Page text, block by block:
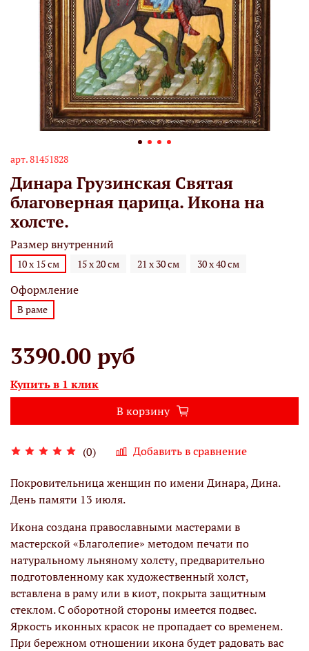
арт.81451828
Динара Грузинская Святая
благоверная царица. Икона на
холсте.
(0) Добавить в сравнение
Размер внутренний
10 х 15 см 15 х 20 см 21 х 30 см 30 х 40 см
Оформление
В раме
3390.00 руб
Купить в 1 клик
В корзину
Покровительница женщин по имени Динара, Дина.
День памяти 13 июля.
Икона создана православными мастерами в
мастерской «Благолепие» методом печати по
натуральному льняному холсту, предварительно
подготовленному как художественный холст,
вставлена в раму или в киот, покрыта защитным
стеклом. С оборотной стороны имеется подвес.
Яркость иконных красок не пропадает со временем.
При бережном отношении икона будет радовать вас